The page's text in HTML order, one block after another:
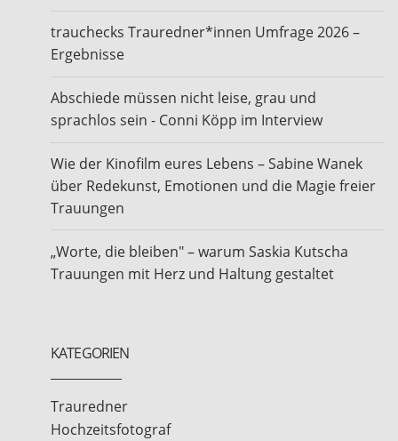
trauchecks Trauredner*innen Umfrage 2026 –
Ergebnisse
Abschiede müssen nicht leise, grau und
sprachlos sein - Conni Köpp im Interview
Wie der Kinofilm eures Lebens – Sabine Wanek
über Redekunst, Emotionen und die Magie freier
Trauungen
„Worte, die bleiben" – warum Saskia Kutscha
Trauungen mit Herz und Haltung gestaltet
KATEGORIEN
Trauredner
Hochzeitsfotograf